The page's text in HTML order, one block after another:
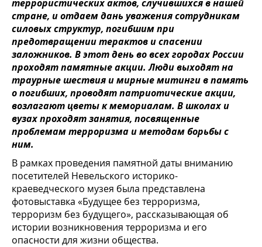
террористических актов, случившихся в нашей
стране, и отдаем дань уважения сотрудникам
силовых структур, погибшим при
предотвращении терактов и спасении
заложников. В этот день во всех городах России
проходят памятные акции. Люди выходят на
траурные шествия и мирные митинги в память
о погибших, проводят патриотические акции,
возлагают цветы к мемориалам. В школах и
вузах проходят занятия, посвященные
проблемам терроризма и методам борьбы с
ним.
В рамках проведения памятной даты вниманию
посетителей Невельского историко-
краеведческого музея была представлена
фотовыставка «Будущее без терроризма,
терроризм без будущего», рассказывающая об
истории возникновения терроризма и его
опасности для жизни общества.